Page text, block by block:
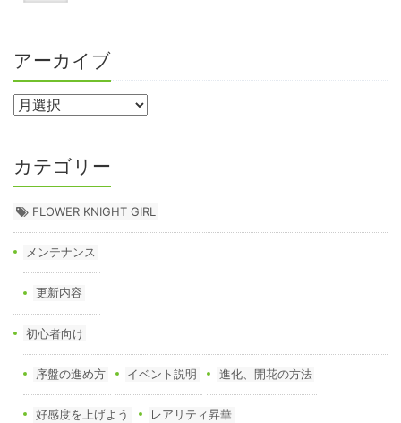
アーカイブ
カテゴリー
FLOWER KNIGHT GIRL
メンテナンス
更新内容
初心者向け
序盤の進め方 イベント説明 進化、開花の方法
好感度を上げよう レアリティ昇華